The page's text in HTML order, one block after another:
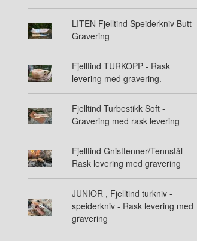
LITEN Fjelltind Speiderkniv Butt -
Gravering
Fjelltind TURKOPP - Rask
levering med gravering.
Fjelltind Turbestikk Soft -
Gravering med rask levering
Fjelltind Gnisttenner/Tennstål -
Rask levering med gravering
JUNIOR , Fjelltind turkniv -
speiderkniv - Rask levering med
gravering